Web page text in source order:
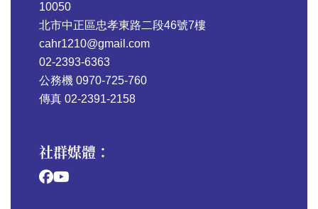
10050
北市中正區忠孝東路二段46號7樓
cahr1210@gmail.com
02-2393-6363
公務機 0970-725-760
傳真 02-2391-2158
社群媒體：